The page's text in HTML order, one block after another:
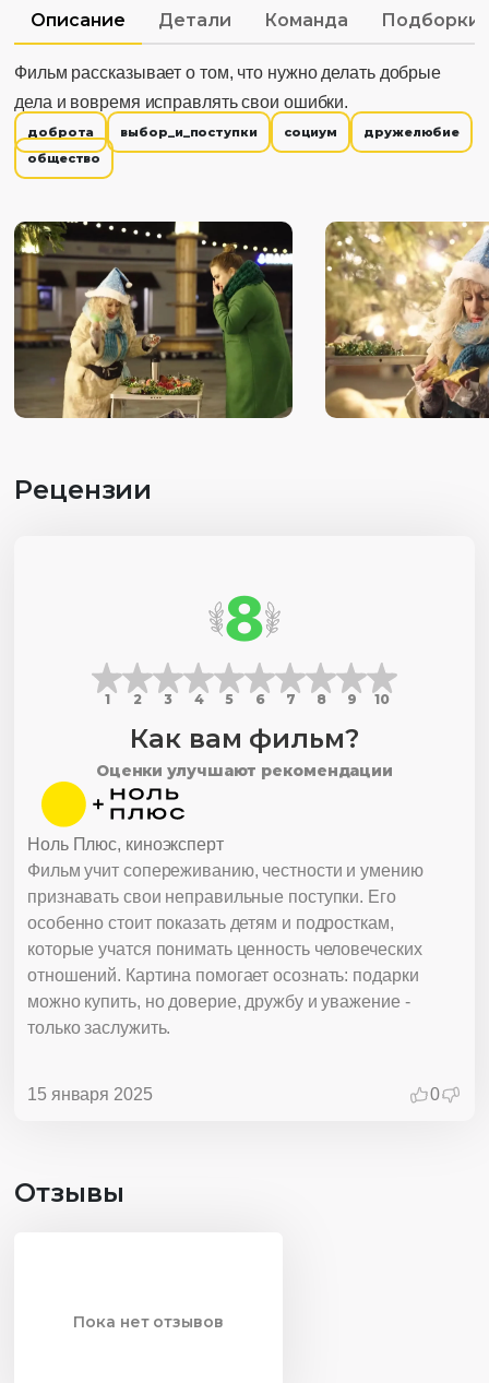
Описание Детали Команда Подборки
Фильм рассказывает о том, что нужно делать добрые
дела и вовремя исправлять свои ошибки.
доброта выбор_и_поступки социум
дружелюбие
общество
Рецензии
8
1 2 3 4 5 6 7 8 9 10
Как вам фильм?
Оценки улучшают рекомендации
Фильм учит сопереживанию, честности и умению
признавать свои неправильные поступки. Его
особенно стоит показать детям и подросткам,
которые учатся понимать ценность человеческих
отношений. Картина помогает осознать: подарки
можно купить, но доверие, дружбу и уважение -
только заслужить.
15 января 2025 0
Ноль Плюс, киноэксперт
Отзывы
Пока нет отзывов